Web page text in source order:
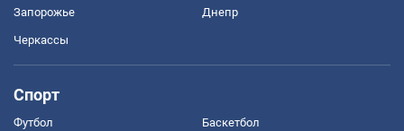
Запорожье Днепр
Черкассы
Спорт
Футбол Баскетбол